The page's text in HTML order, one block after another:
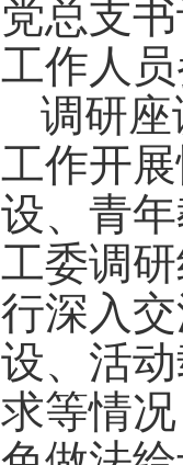
党总支
工作人
调研
工作开
设、青
工委调
行深入
设、活
求等情